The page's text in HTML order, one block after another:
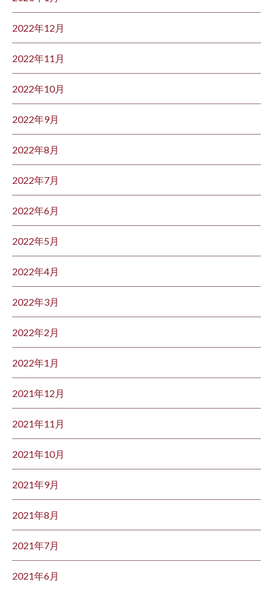
2022年12月
2022年11月
2022年10月
2022年9月
2022年8月
2022年7月
2022年6月
2022年5月
2022年4月
2022年3月
2022年2月
2022年1月
2021年12月
2021年11月
2021年10月
2021年9月
2021年8月
2021年7月
2021年6月